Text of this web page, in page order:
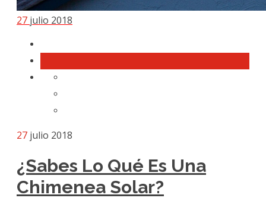
27 julio 2018
27 julio 2018
¿Sabes Lo Qué Es Una
Chimenea Solar?